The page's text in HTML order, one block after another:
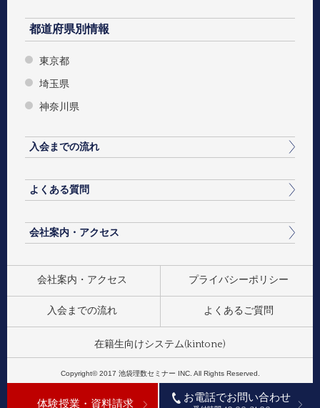
体験授業・資料請求
お電話でお問い合わせ
都道府県別情報
東京都
埼玉県
神奈川県
入会までの流れ
よくある質問
会社案内・アクセス
会社案内・アクセス プライバシーポリシー
入会までの流れ よくあるご質問
在籍生向けシステム(kintone)
Copyright© 2017 池袋理数セミナー INC. All Rights Reserved.